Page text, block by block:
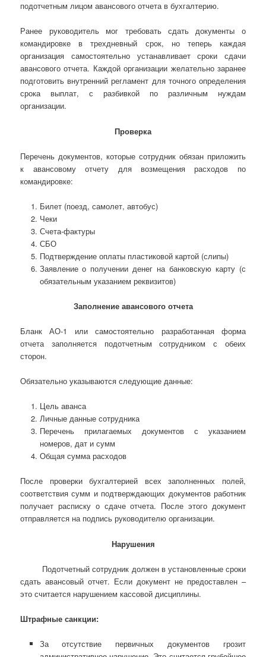
подотчетным лицом авансового отчета в бухгалтерию.
Ранее руководитель мог требовать сдать документы о
командировке в трехдневный срок, но теперь каждая
организация самостоятельно устанавливает сроки сдачи
авансового отчета. Каждой организации желательно заранее
подготовить внутренний регламент для точного определения
срока выплат, с разбивкой по различным нуждам
организации.
Проверка
Перечень документов, которые сотрудник обязан приложить
к авансовому отчету для возмещения расходов по
командировке:
Билет (поезд, самолет, автобус)
Чеки
Счета-фактуры
СБО
Подтверждение оплаты пластиковой картой (слипы)
Заявление о получении денег на банковскую карту (с
обязательным указанием реквизитов)
Заполнение авансового отчета
Бланк АО-1 или самостоятельно разработанная форма
отчета заполняется подотчетным сотрудником с обеих
сторон.
Обязательно указываются следующие данные:
Цель аванса
Личные данные сотрудника
Перечень прилагаемых документов с указанием
номеров, дат и сумм
Общая сумма расходов
После проверки бухгалтерией всех заполненных полей,
соответствия сумм и подтверждающих документов работник
получает расписку о сдаче отчета. После этого документ
отправляется на подпись руководителю организации.
Нарушения
Подотчетный сотрудник должен в установленные сроки
сдать авансовый отчет. Если документ не предоставлен –
это считается нарушением кассовой дисциплины.
Штрафные санкции:
За отсутствие первичных документов грозит